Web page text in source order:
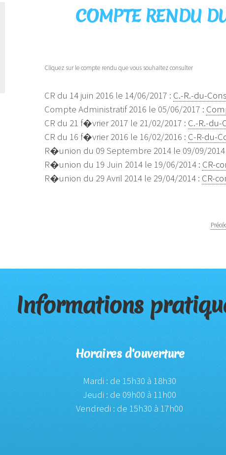
COMPTE RENDU
Cliquez sur le compte rendu que vous souhaitez consulter
CR du 14 juin 2016 le 14/06/2017 : C.-R.-du-
Compte Administratif 2016 le 05/06/2017 :
CR du 21 f�vrier 2017 le 21/02/2017 : C.-R.-du-
CR du 16 f�vrier 2016 le 16/02/2016 : C-R-du-
R�union du 09 Septembre 2014 le 09/09/2014
R�union du 19 Juin 2014 le 19/06/2014 : CR-
R�union du 29 Avril 2014 le 29/04/2014 : CR-
Informations
Horaires d'ouverture
Mardi : de 15h30 à 18h30
Jeudi : de 09h00 à 11h00
Vendredi : de 15h30 à 17h00